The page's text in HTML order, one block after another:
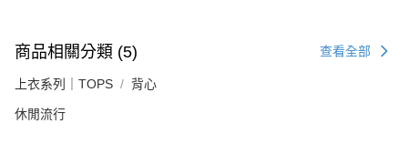
商品相關分類 (5) 查看全部
上衣系列｜TOPS 背心
休閒流行